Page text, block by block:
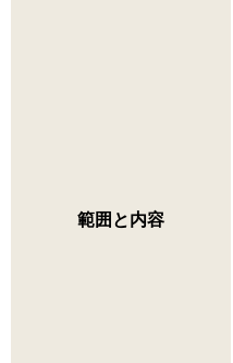
範囲と内容